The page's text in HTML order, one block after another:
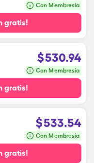
Con Membresía
gratis!
$530.94
Con Membresía
gratis!
$533.54
Con Membresía
gratis!